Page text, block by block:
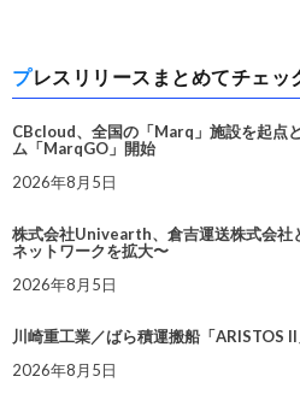
プレスリリースまとめてチェッ
CBcloud、全国の「Marq」施設を起点
ム「MarqGO」開始
2026年8月5日
株式会社Univearth、倉吉運送株式会社
ネットワークを拡大〜
2026年8月5日
川崎重工業／ばら積運搬船「ARISTOS
2026年8月5日